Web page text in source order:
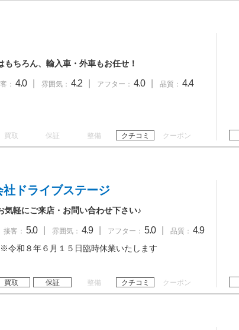
ちろん、輸入車・外車もお任せ！
： 4.0 雰囲気： 4.2 アフター： 4.0 品質： 4.4
買取 保証 整備 クチコミ クーポン
ドライブステージ
軽にご来店・お問い合わせ下さい♪
接客： 5.0 雰囲気： 4.9 アフター： 5.0 品質： 4.9
令和８年６月１５日臨時休業いたします
買取 保証 整備 クチコミ クーポン